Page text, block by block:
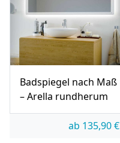
Badspiegel nach Maß
– Arella rundherum
ab 135,90€